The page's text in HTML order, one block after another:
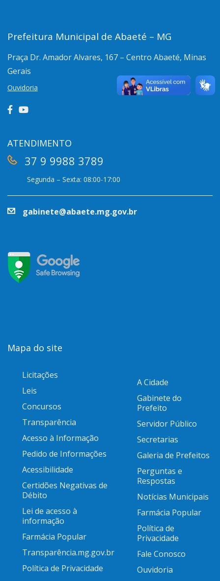
Prefeitura Municipal de Abaeté – MG
Praça Dr. Amador Alvares, 167 – Centro Abaeté, Minas
Gerais
Ouvidoria
ATENDIMENTO
37 9 9988 3789
Segunda – Sexta: 08:00-17:00
gabinete@abaete.mg.gov.br
Mapa do site
Licitações
Leis
Concursos
Transparência
Acesso à Informação
Pedido de Informações
Acessibilidade
Certidões Negativas de
Débito
Lei de acesso à
informação
Farmácia Popular
Transparência.mg.gov.br
Política de Privacidade
A Cidade
Gabinete do
Prefeito
Servidor Público
Secretarias
Galeria de Prefeitos
Perguntas e
Respostas
Notícias Municipais
Farmácia Popular
Política de
Privacidade
Fale Conosco
Ouvidoria